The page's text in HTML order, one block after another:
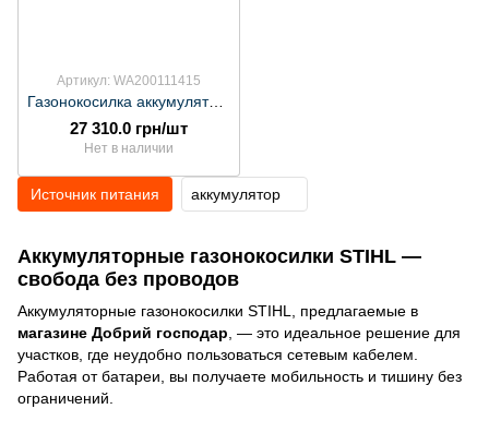
Артикул: WA200111415
Газонокосилка аккумуляторная STIHL RМА 243 SET
27 310.0 грн/шт
Нет в наличии
Аккумуляторные газонокосилки STIHL —
свобода без проводов
Аккумуляторные газонокосилки STIHL, предлагаемые в
магазине Добрий господар, — это идеальное решение для
участков, где неудобно пользоваться сетевым кабелем.
Работая от батареи, вы получаете мобильность и тишину без
ограничений.
Источник питания аккумулятор